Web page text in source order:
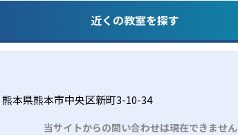
近くの教室を探す
熊本県熊本市中央区新町3-10-34
当サイトからの問い合わせは現在できません